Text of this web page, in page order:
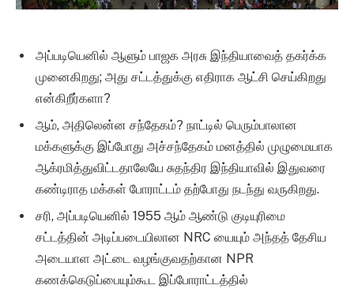
அப்படியெனில் ஆளும் பாஜக அரசு இந்தியாவைத் தகர்க்க
முனைகிறது; அது சட்டத்துக்கு எதிராக ஆட்சி செய்கிறது
என்கிறீர்களா?
ஆம், அதிலென்ன சந்தேகம்? நாட்டில் பெரும்பாலான
மக்களுக்கு இப்போது அச்சந்தேகம் மனத்தில் முழுமையாக
ஆக்ரமித்துவிட்டதாலேயே சுதந்திர இந்தியாவில் இதுவரை
கண்டிராத மக்கள் போராட்டம் தற்போது நடந்து வருகிறது.
சரி, அப்படியெனில் 1955 ஆம் ஆண்டு குடியுரிமை
சட்டத்தின் அடிப்படையிலான NRC யையும் அந்தத் தேசிய
அடையாள அட்டை வழங்குவதற்கான NPR
கணக்கெடுப்பையும்கூட இப்போராட்டத்தில்